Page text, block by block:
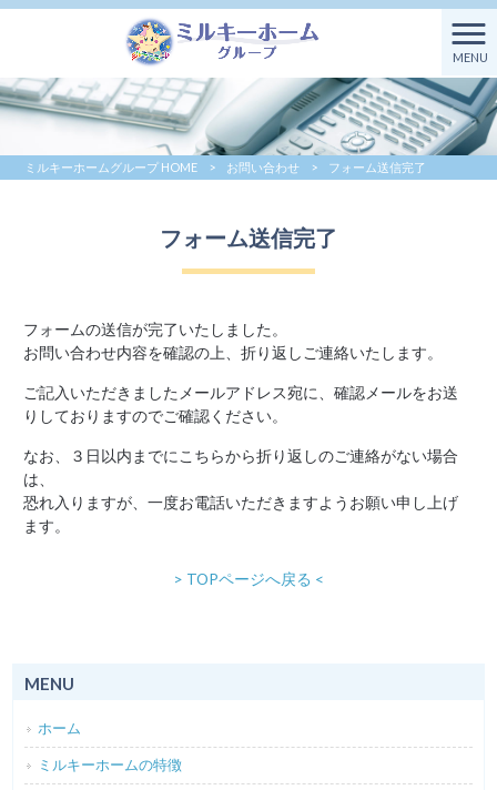
MENU
ミルキーホームグループ HOME > お問い合わせ > フォーム送信完了
フォーム送信完了
フォームの送信が完了いたしました。
お問い合わせ内容を確認の上、折り返しご連絡いたします。
ご記入いただきましたメールアドレス宛に、確認メールをお送
りしておりますのでご確認ください。
なお、３日以内までにこちらから折り返しのご連絡がない場合
は、
恐れ入りますが、一度お電話いただきますようお願い申し上げ
ます。
> TOPページへ戻る <
MENU
ホーム
ミルキーホームの特徴